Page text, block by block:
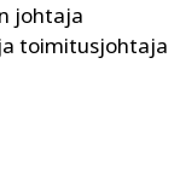
johtaja
toimitusjohtaja